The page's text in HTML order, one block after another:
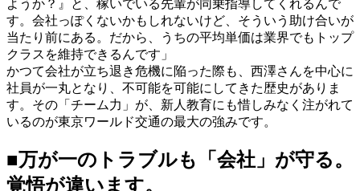
ようか？』と、稼いでいる先輩が同乗指導してくれるんで
す。会社っぽくないかもしれないけど、そういう助け合いが
当たり前にある。だから、うちの平均単価は業界でもトップ
クラスを維持できるんです」
かつて会社が立ち退き危機に陥った際も、西澤さんを中心に
社員が一丸となり、不可能を可能にしてきた歴史がありま
す。その「チーム力」が、新人教育にも惜しみなく注がれて
いるのが東京ワールド交通の最大の強みです。
■万が一のトラブルも「会社」が守る。
覚悟が違います。